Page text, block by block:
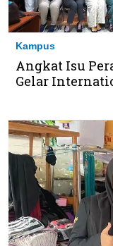
Kampus
Angkat Isu
Gelar